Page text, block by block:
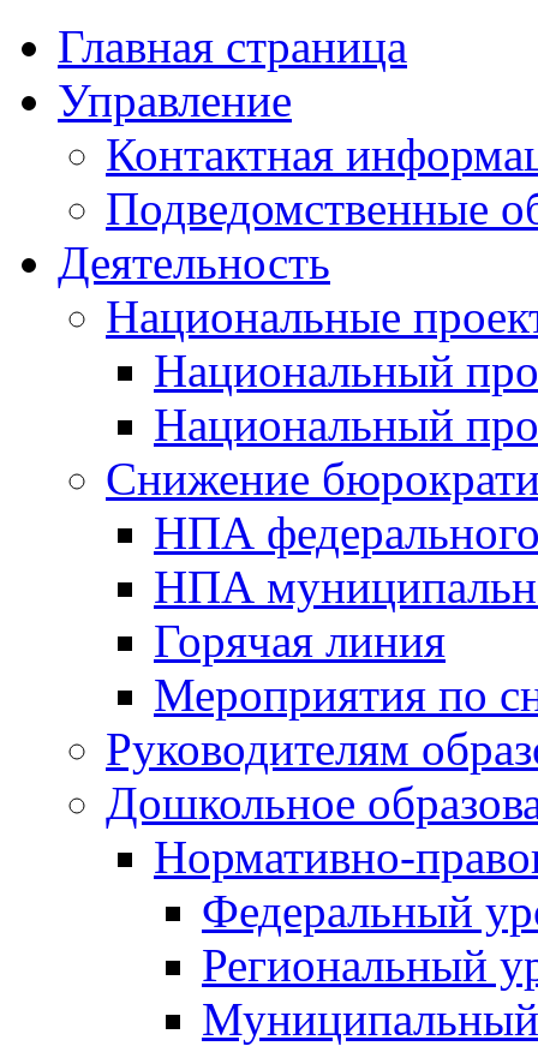
Главная страница
Управление
Контактная
Подведомственные
Деятельность
Национальные
Национальный
Национальный
Снижение
НПА
НПА
Горячая линия
Мероприятия по
Руководителям
Дошкольное
Нормативно-
Федеральный
Региональный